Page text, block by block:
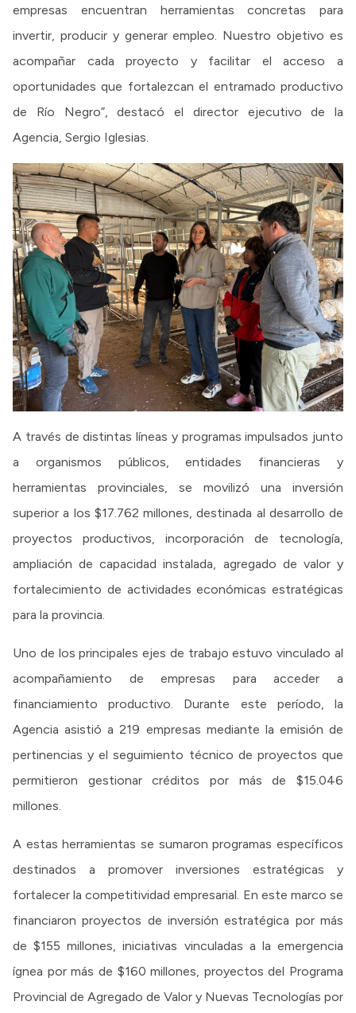
empresas encuentran herramientas concretas para
invertir, producir y generar empleo. Nuestro objetivo es
acompañar cada proyecto y facilitar el acceso a
oportunidades que fortalezcan el entramado productivo
de Río Negro”, destacó el director ejecutivo de la
Agencia, Sergio Iglesias.
A través de distintas líneas y programas impulsados junto
a organismos públicos, entidades financieras y
herramientas provinciales, se movilizó una inversión
superior a los $17.762 millones, destinada al desarrollo de
proyectos productivos, incorporación de tecnología,
ampliación de capacidad instalada, agregado de valor y
fortalecimiento de actividades económicas estratégicas
para la provincia.
Uno de los principales ejes de trabajo estuvo vinculado al
acompañamiento de empresas para acceder a
financiamiento productivo. Durante este período, la
Agencia asistió a 219 empresas mediante la emisión de
pertinencias y el seguimiento técnico de proyectos que
permitieron gestionar créditos por más de $15.046
millones.
A estas herramientas se sumaron programas específicos
destinados a promover inversiones estratégicas y
fortalecer la competitividad empresarial. En este marco se
financiaron proyectos de inversión estratégica por más
de $155 millones, iniciativas vinculadas a la emergencia
ígnea por más de $160 millones, proyectos del Programa
Provincial de Agregado de Valor y Nuevas Tecnologías por